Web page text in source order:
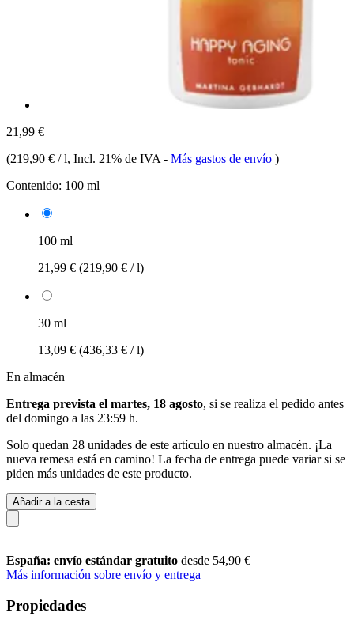
21,99 €
(219,90 € / l, Incl. 21% de IVA - Más gastos de envío )
Contenido: 100 ml
100 ml
21,99 € (219,90 € / l)
30 ml
13,09 € (436,33 € / l)
En almacén
Entrega prevista el martes, 18 agosto, si se realiza el pedido antes
del domingo a las 23:59 h.
Solo quedan 28 unidades de este artículo en nuestro almacén. ¡La
nueva remesa está en camino! La fecha de entrega puede variar si se
piden más unidades de este producto.
Añadir a la cesta
España: envío estándar gratuito desde 54,90 €
Más información sobre envío y entrega
Propiedades